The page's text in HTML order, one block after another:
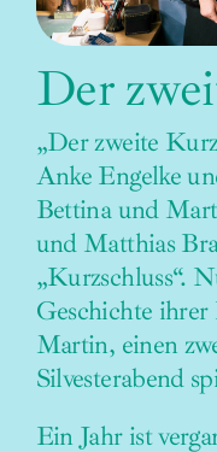
Der
„Der zweite
Anke Engelke
Bettina und
und Matthias
„Kurzschluss“.
Geschichte
Martin, einen
Silvesterabend
Ein Jahr ist